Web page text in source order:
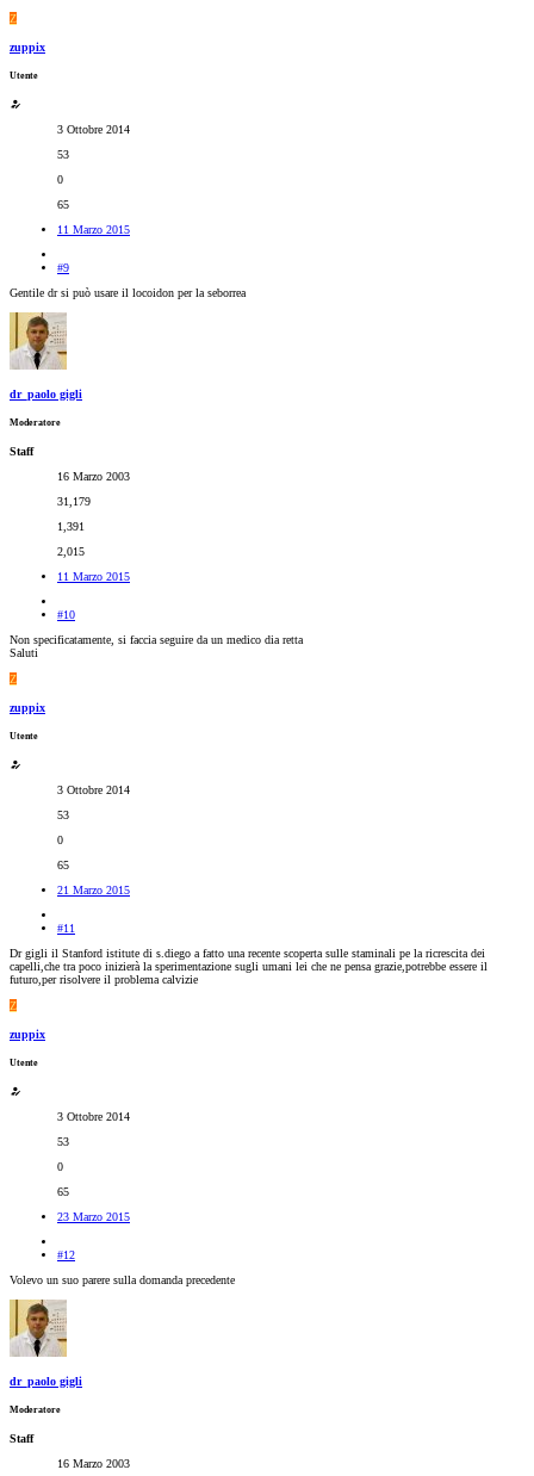
Z
zuppix
Utente
3 Ottobre 2014
53
0
65
11 Marzo 2015
#9
Gentile dr si può usare il locoidon per la seborrea
dr_paolo gigli
Moderatore
Staff
16 Marzo 2003
31,179
1,391
2,015
11 Marzo 2015
#10
Non specificatamente, si faccia seguire da un medico dia retta
Saluti
Z
zuppix
Utente
3 Ottobre 2014
53
0
65
21 Marzo 2015
#11
Dr gigli il Stanford istitute di s.diego a fatto una recente scoperta sulle staminali pe la ricrescita dei
capelli,che tra poco inizierà la sperimentazione sugli umani lei che ne pensa grazie,potrebbe essere il
futuro,per risolvere il problema calvizie
Z
zuppix
Utente
3 Ottobre 2014
53
0
65
23 Marzo 2015
#12
Volevo un suo parere sulla domanda precedente
dr_paolo gigli
Moderatore
Staff
16 Marzo 2003